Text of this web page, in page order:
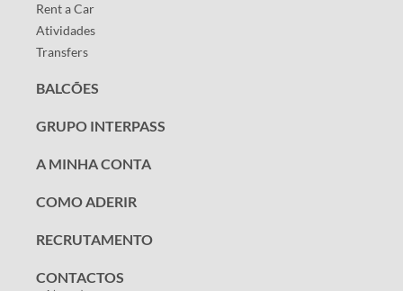
Rent a Car
Atividades
Transfers
BALCÕES
GRUPO INTERPASS
A MINHA CONTA
COMO ADERIR
RECRUTAMENTO
CONTACTOS